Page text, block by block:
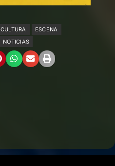
CULTURA
ESCENA
NOTICIAS